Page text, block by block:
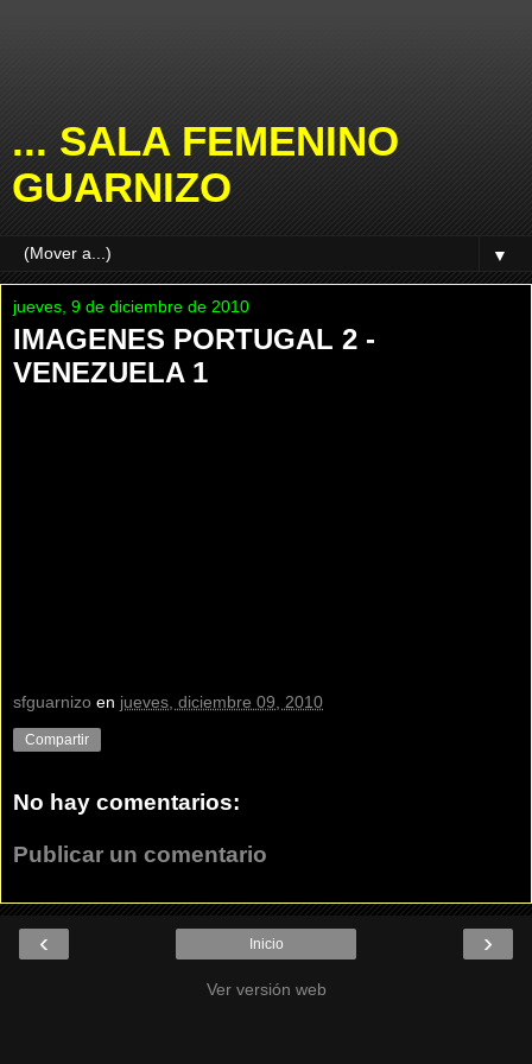
... SALA FEMENINO
GUARNIZO
▼
jueves, 9 de diciembre de 2010
IMAGENES PORTUGAL 2 -
VENEZUELA 1
sfguarnizo en jueves, diciembre 09, 2010
Compartir
No hay comentarios:
Publicar un comentario
‹ ›
Inicio
Ver versión web